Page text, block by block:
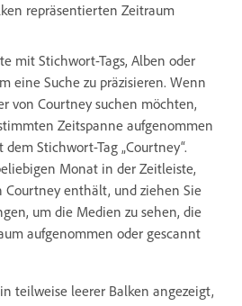
repräsentierten Zeitraum
mit Stichwort-Tags, Alben oder
eine Suche zu präzisieren. Wenn
von Courtney suchen möchten,
Zeitspanne aufgenommen
Stichwort-Tag „Courtney“.
Monat in der Zeitleiste,
enthält, und ziehen Sie
um die Medien zu sehen, die
aufgenommen oder gescannt
teilweise leerer Balken angezeigt,